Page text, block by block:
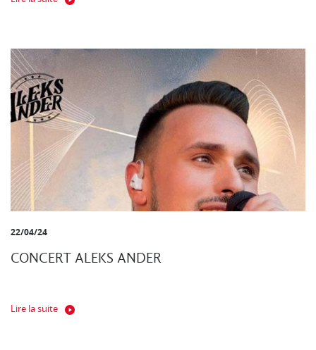
22/04/24
CONCERT ALEKS ANDER
Lire la suite